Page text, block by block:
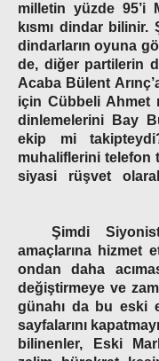
milletin yüzde 95’i
kısmı dindar
dindarların oyuna
de, diğer partilerin
Acaba Bülent
için Cübbeli Ahmet
dinlemelerini Bay
ekip mi
muhaliflerini telefon
siyasi rüşvet
Şimdi
amaçlarına hizmet
ondan daha
değiştirmeye ve
günahı da bu eski
sayfalarını
bilinenler, Eski